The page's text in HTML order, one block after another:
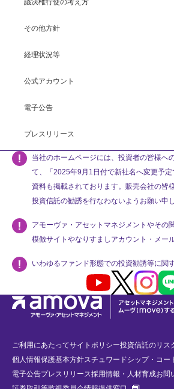
議決権行使の考え方
その他方針
経理状況等
公式アカウント
電子公告
プレスリリース
当社のホームページには、投資者の皆様へ
て、「2025年9月1日付で新社名へ変更予
資料も掲載されております。販売会社の皆
投資信託の勧誘を行なわないようお願い申
アモーヴァ・アセットマネジメントやその
模倣サイトやなりすましアカウント・メー
いわゆるファンド形態での投資勧誘等に関
Youtube X InstagramLINE
ご利用にあたってサイトポリシー投資信託のリス
個人情報保護基本方針スチュワードシップ・コー
電子公告プレスリリース採用情報・人材育成お問